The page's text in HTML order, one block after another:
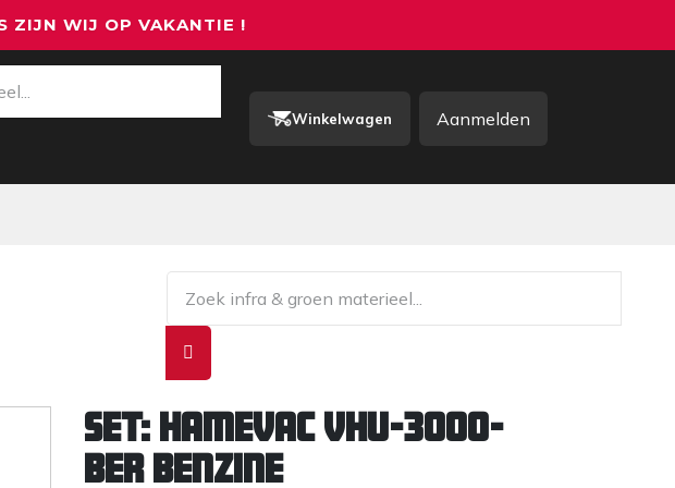
ZIJN WIJ OP VAKANTIE !
Winkelwagen Aanmelden
SET: Hamevac VHU-3000-
BER benzine